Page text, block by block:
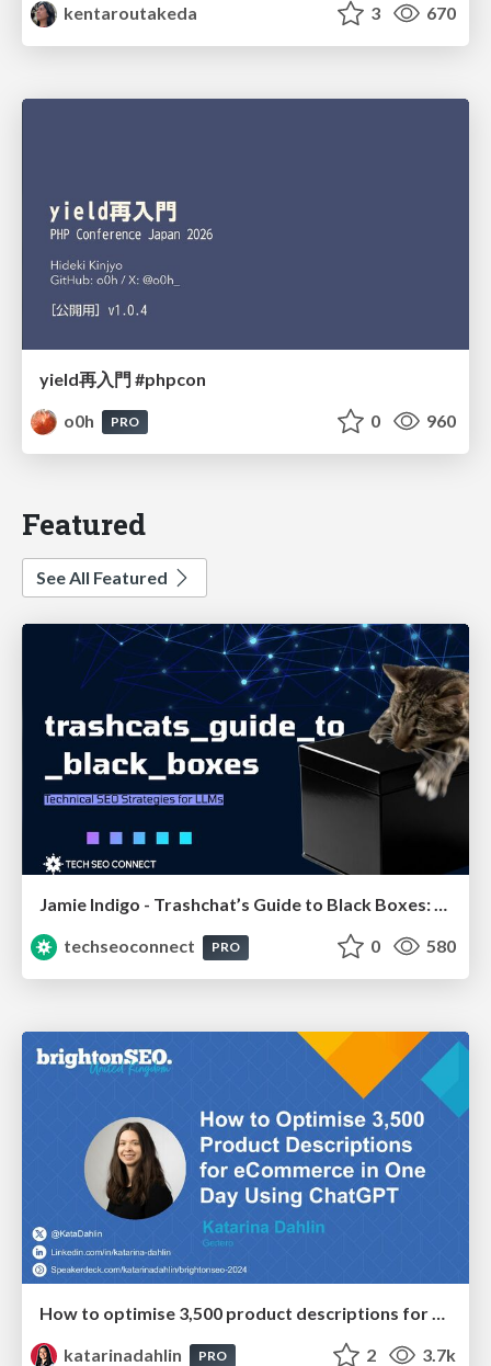
kentaroutakeda 3 670
yield再入門 #phpcon
o0h
PRO 0 960
Featured
See All Featured
Jamie Indigo - Trashchat’s Guide to Black Boxes: Technical SEO Tactics for LLMs
techseoconnect
PRO 0 580
How to optimise 3,500 product descriptions for ecommerce in one day using ChatGPT
katarinadahlin
PRO 2 3.7k